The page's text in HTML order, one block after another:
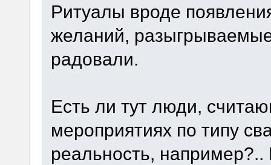
Ритуалы вроде
желаний,
радовали.
Есть ли тут люди,
мероприятиях по типу
реальность,